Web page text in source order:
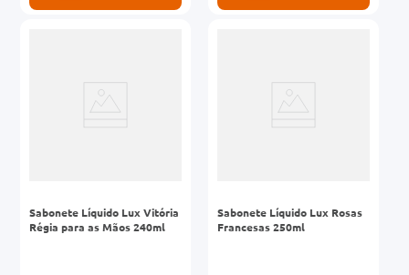
Sabonete Líquido Lux Vitória
Régia para as Mãos 240ml
Sabonete Líquido Lux Rosas
Francesas 250ml